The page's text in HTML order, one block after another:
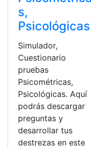
s,
Psicológicas
Simulador,
Cuestionario
pruebas
Psicométricas,
Psicológicas. Aquí
podrás descargar
preguntas y
desarrollar tus
destrezas en este